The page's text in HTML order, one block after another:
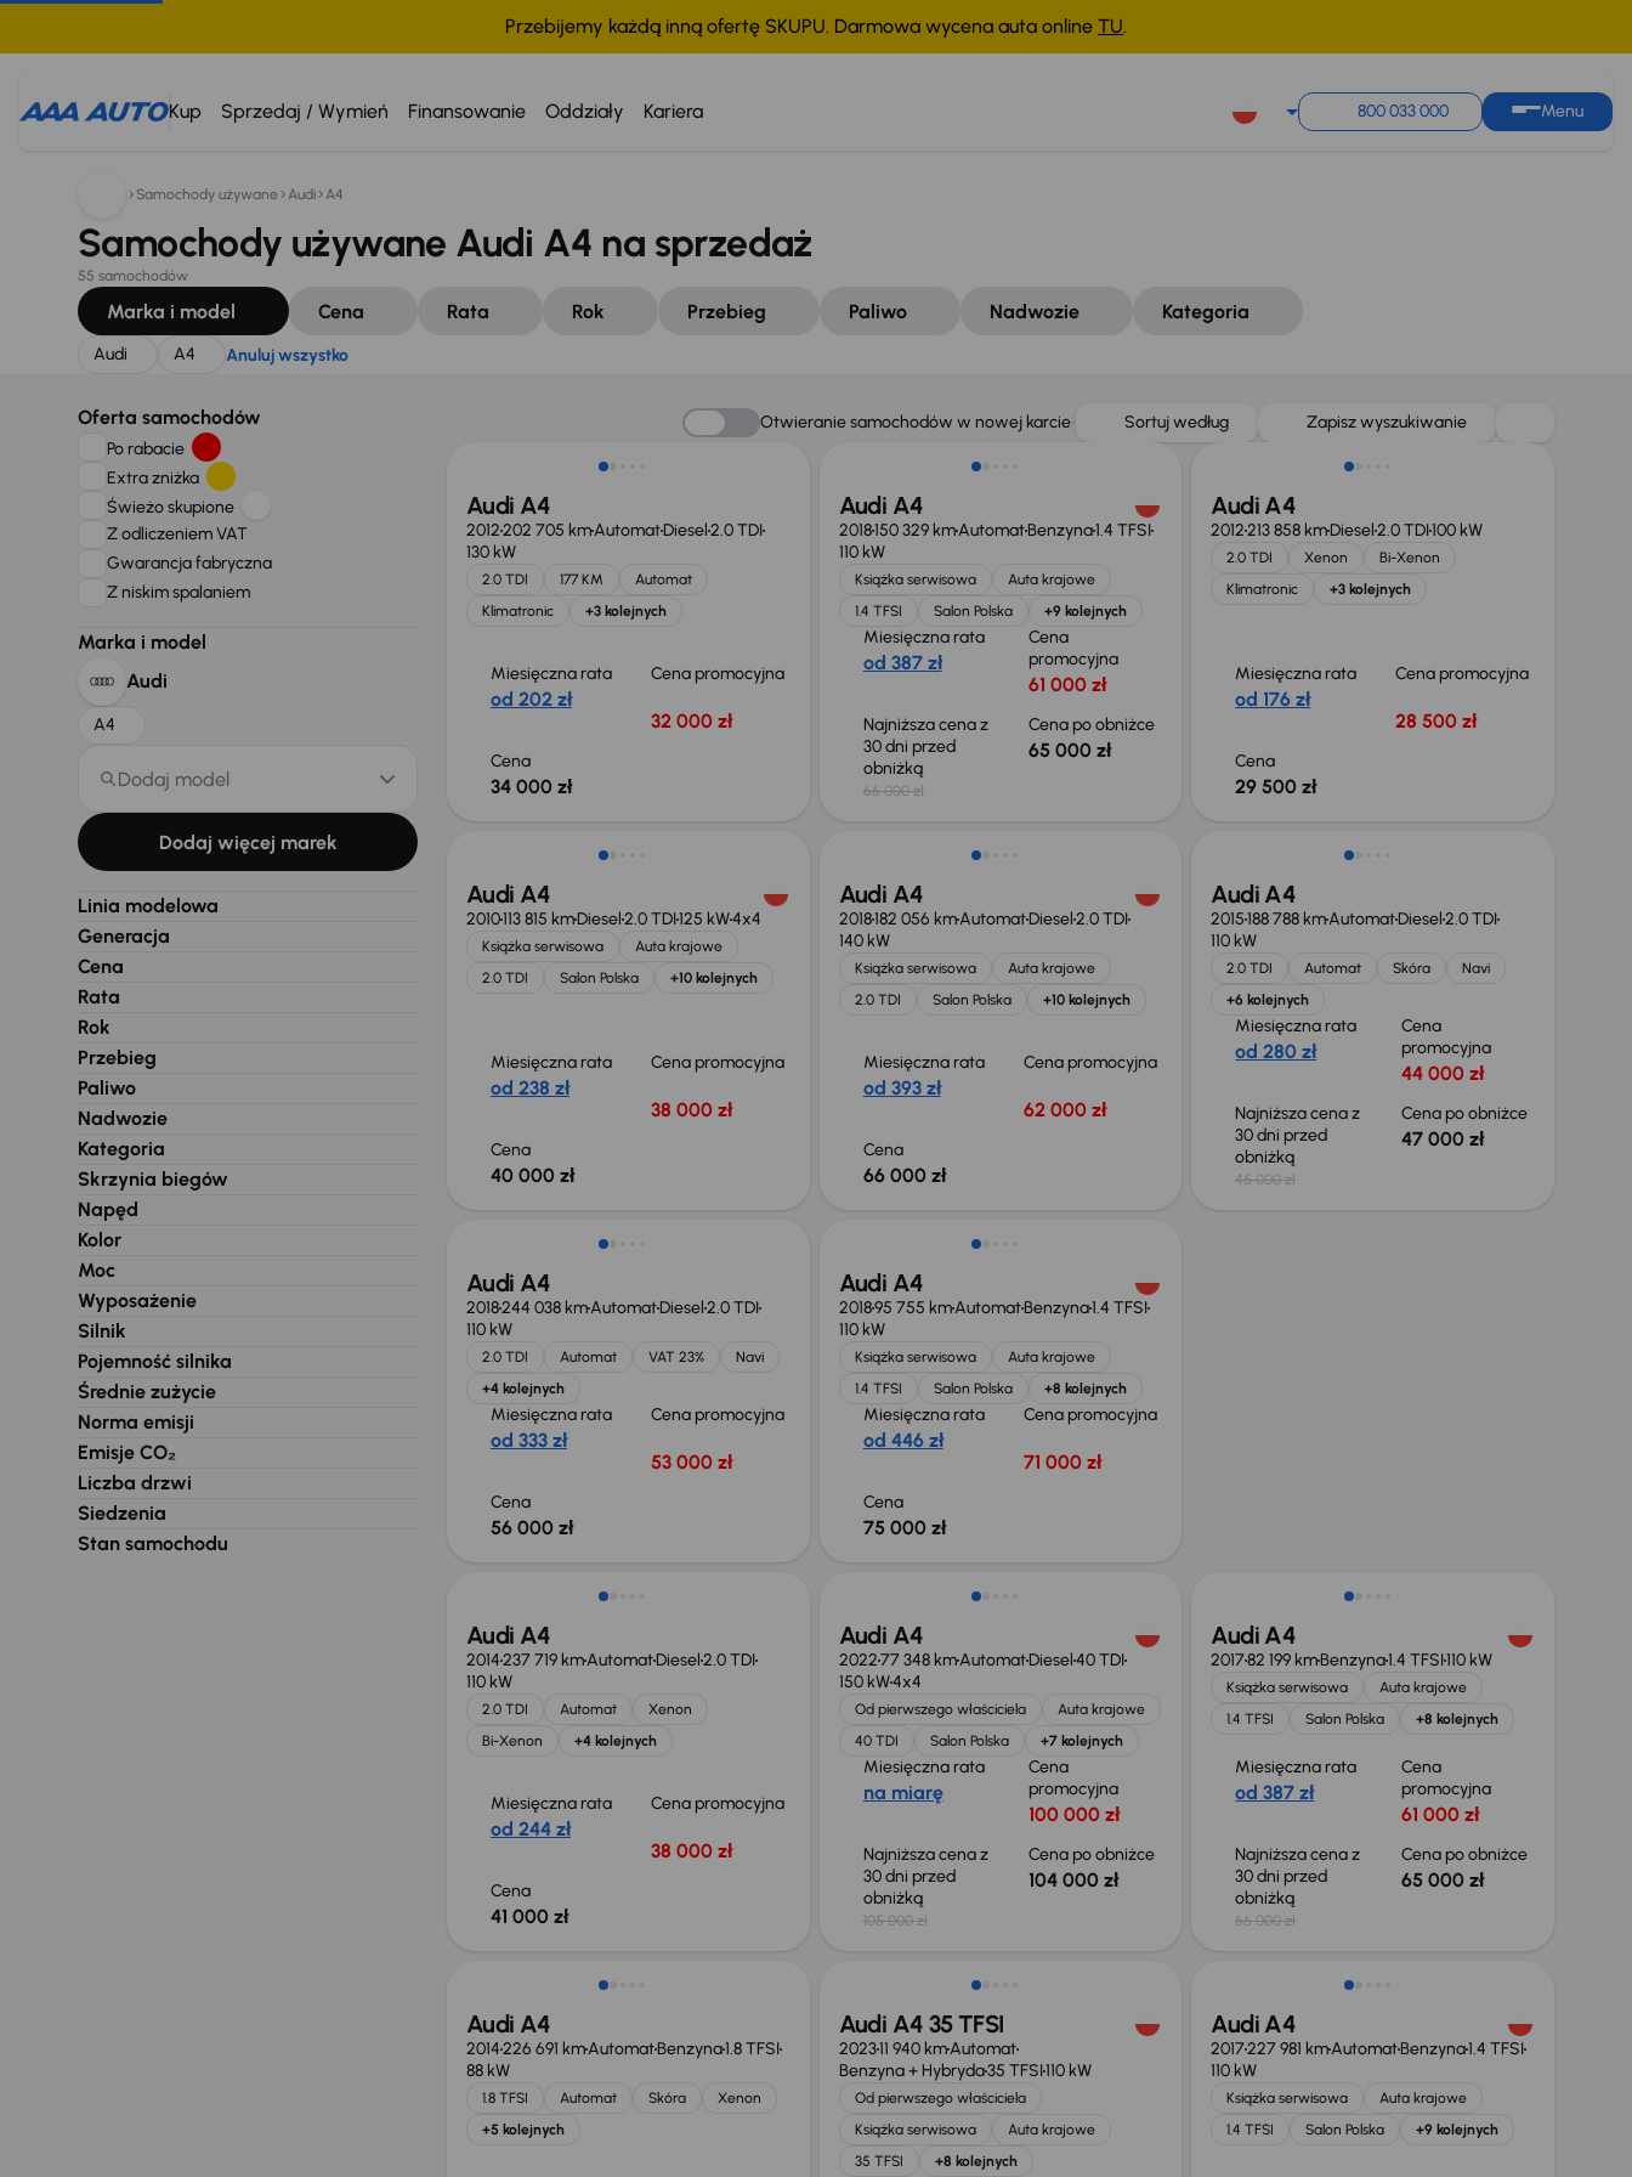
Przebijemy każdą inną ofertę SKUPU. Darmowa wycena auta online TU.
Kup Sprzedaj / Wymień Finansowanie Oddziały Kariera 800 033 000 Menu
Szukam: Anuluj wszystko
Samochody używane Audi A4
Samochody używane Audi A4 na sprzedaż
55 samochodów
Marka i model Cena Rata Rok Przebieg Paliwo Nadwozie Kategoria
Audi A4 Anuluj wszystko
Oferta samochodów
Po rabacie
Extra zniżka
Świeżo skupione
Z odliczeniem VAT
Gwarancja fabryczna
Z niskim spalaniem
Marka i model
Audi
A4
Dodaj model
Dodaj więcej marek
Linia modelowa
Generacja
Cena
Rata
Rok
Przebieg
Paliwo
Nadwozie
Kategoria
Skrzynia biegów
Napęd
Kolor
Moc
Wyposażenie
Silnik
Pojemność silnika
Średnie zużycie
Norma emisji
Emisje CO₂
Liczba drzwi
Siedzenia
Stan samochodu
Otwieranie samochodów w nowej karcie Sortuj według Zapisz wyszukiwanie
Audi A4
2012202 705 kmAutomatDiesel2.0 TDI
130 kW
2.0 TDI 177 KM
Automat
Klimatronic
+3 kolejnych
Miesięczna rata
od 202 zł
Cena promocyjna
32 000 zł
Cena
34 000 zł
Taniej o 1 000 zł
Audi A4
2018150 329 kmAutomatBenzyna1.4 TFSI
110 kW
Książka serwisowa
Auta krajowe
1.4 TFSI
Salon Polska +9 kolejnych
Miesięczna rata
od 387 zł
Cena
promocyjna
61 000 zł
Najniższa cena z
30 dni przed
obniżką
66 000 zł
Cena po obniżce
65 000 zł
Audi A4
2012213 858 kmDiesel2.0 TDI100 kW
2.0 TDI Xenon
Bi-Xenon
Klimatronic
+3 kolejnych
Miesięczna rata
od 176 zł
Cena promocyjna
28 500 zł
Cena
29 500 zł
Audi A4
2010113 815 kmDiesel2.0 TDI125 kW4x4
Książka serwisowa
Auta krajowe
2.0 TDI
Salon Polska +10 kolejnych
Miesięczna rata
od 238 zł
Cena promocyjna
38 000 zł
Cena
40 000 zł
Audi A4
2018182 056 kmAutomatDiesel2.0 TDI
140 kW
Książka serwisowa
Auta krajowe
2.0 TDI
Salon Polska +10 kolejnych
Miesięczna rata
od 393 zł
Cena promocyjna
62 000 zł
Cena
66 000 zł
Audi A4
2015188 788 kmAutomatDiesel2.0 TDI
110 kW
2.0 TDI Automat Skóra
Navi
+6 kolejnych
Miesięczna rata
od 280 zł
Cena
promocyjna
44 000 zł
Najniższa cena z
30 dni przed
obniżką
45 000 zł
Cena po obniżce
47 000 zł
Audi A4
2018244 038 kmAutomatDiesel2.0 TDI
110 kW
2.0 TDI Automat VAT 23%
Navi
+4 kolejnych
Miesięczna rata
od 333 zł
Cena promocyjna
53 000 zł
Cena
56 000 zł
Możliwość odliczenia VAT
Audi A4
201895 755 kmAutomatBenzyna1.4 TFSI
110 kW
Książka serwisowa
Auta krajowe
1.4 TFSI
Salon Polska +8 kolejnych
Miesięczna rata
od 446 zł
Cena promocyjna
71 000 zł
Cena
75 000 zł
Audi A4
2014237 719 kmAutomatDiesel2.0 TDI
110 kW
2.0 TDI Automat
Xenon
Bi-Xenon
+4 kolejnych
Miesięczna rata
od 244 zł
Cena promocyjna
38 000 zł
Cena
41 000 zł
Taniej o 1 000 zł
Audi A4
202277 348 kmAutomatDiesel40 TDI
150 kW4x4
Od pierwszego właściciela
Auta krajowe
40 TDI
Salon Polska +7 kolejnych
Miesięczna rata
na miarę
Cena
promocyjna
100 000 zł
Najniższa cena z
30 dni przed
obniżką
105 000 zł
Cena po obniżce
104 000 zł
Audi A4
201782 199 kmBenzyna1.4 TFSI110 kW
Książka serwisowa
Auta krajowe
1.4 TFSI
Salon Polska +8 kolejnych
Miesięczna rata
od 387 zł
Cena
promocyjna
61 000 zł
Najniższa cena z
30 dni przed
obniżką
66 000 zł
Cena po obniżce
65 000 zł
Audi A4
2014226 691 kmAutomatBenzyna1.8 TFSI
88 kW
1.8 TFSI Automat Skóra
Xenon
+5 kolejnych
Audi A4 35 TFSI
202311 940 kmAutomat
Benzyna + Hybryda35 TFSI110 kW
Od pierwszego właściciela
Książka serwisowa
Auta krajowe
35 TFSI
+8 kolejnych
Świeżo skupione
Audi A4
2017227 981 kmAutomatBenzyna1.4 TFSI
110 kW
Książka serwisowa
Auta krajowe
1.4 TFSI
Salon Polska +9 kolejnych